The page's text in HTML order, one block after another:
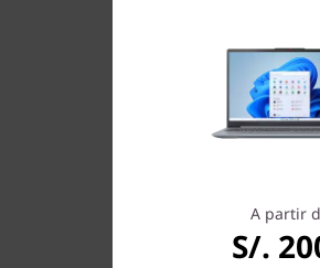
A partir
S/.